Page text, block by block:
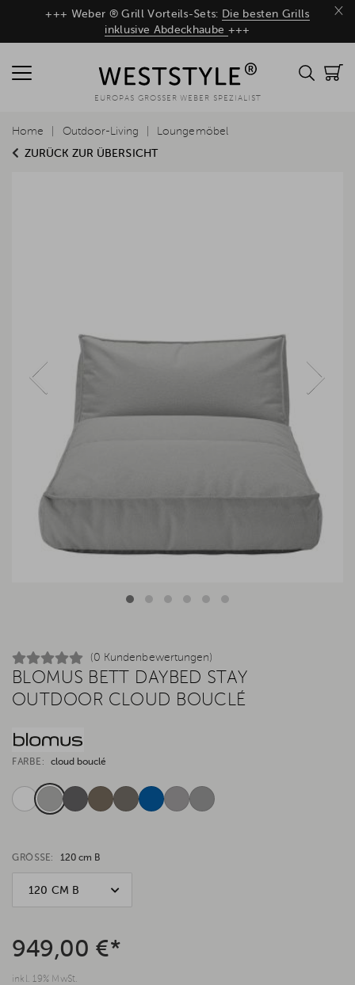
×
+++ Weber ® Grill Vorteils-Sets: Die besten Grills
inklusive Abdeckhaube +++
EUROPAS GROSSER WEBER SPEZIALIST
ZURÜCK ZUR ÜBERSICHT
Home Outdoor-Living Loungemöbel
(0 Kundenbewertungen)
BLOMUS BETT DAYBED STAY
OUTDOOR CLOUD BOUCLÉ
FARBE: cloud bouclé
GRÖSSE: 120 cm B
120 CM B
949,00 €*
inkl. 19% MwSt.